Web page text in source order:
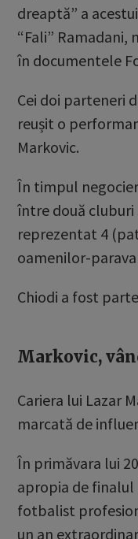
dreaptă” a
“Fali” Ramadani,
în documentele
Cei doi parteneri
reușit o
Markovic.
În timpul
între două cluburi
reprezentat 4
oamenilor-
Chiodi a fost
Markovic,
Cariera lui Lazar
marcată de
În primăvara lui
apropia de finalul
fotbalist
un an